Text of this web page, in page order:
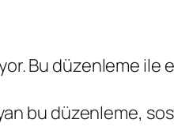
Bu düzenleme ile
bu düzenleme,